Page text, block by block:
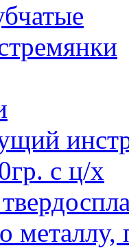
с ц/х